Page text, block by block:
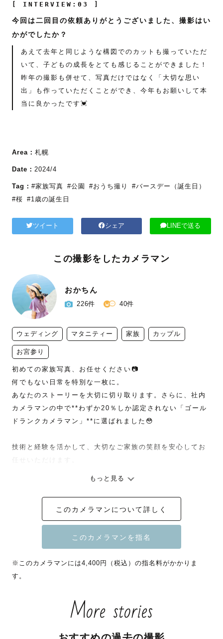
[ INTERVIEW:03 ]
今回は二回目の依頼ありがとうございました、撮影はい
かがでしたか？
あえて去年と同じような構図でのカットも撮っていただ
いて、子どもの成長をとても感じることができました！
昨年の撮影も併せて、写真だけではなく「大切な思い
出」も作っていただくことができ、今年もお願いして本
当に良かったです💓
Area： 札幌
Date： 2024/4
Tag： #家族写真 #公園 #おうち撮り
#バースデー（誕生日）
#桜 #1歳の誕生日
ツイート シェア LINEで送る
この撮影をしたカメラマン
おかちん
226件 40件
ウェディング マタニティー 家族 カップル
お宮参り
初めての家族写真、お任せください📷
何でもない日常を特別な一枚に。
あなたのストーリーを大切に切り取ります。さらに、社内
カメラマンの中で**わずか20％しか認定されない「ゴール
ドランクカメラマン」**に選ばれました😳
技術と経験を活かして、大切なご家族の笑顔を安心してお
面倒見の良さで自然な笑顔を引き出します𓅯
「ほんわかして安心できました」
「人見知りの子がすぐ懐いてびっくり」
そんな嬉しい声をたくさんいただいています。
特別な日も、なんでもない日も。
𓂃‪𓃱𓈒𓏸𓂃𓂃𓂃𓂃𓂃𓂃𓂃𓂃𓂃𓂃𓂃𓂃𓂃𓈒𓏸𓃱𓂃
もっと見る
このカメラマンについて詳しく
※このカメラマンには4,400円（税込）の指名料がかかりま
す。
More stories